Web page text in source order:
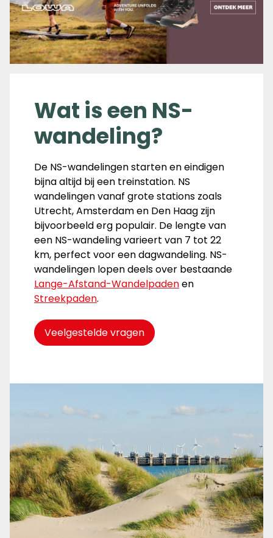
Wat is een NS-
wandeling?
De NS-wandelingen starten en eindigen
bijna altijd bij een treinstation. NS
wandelingen vanaf grote stations zoals
Utrecht, Amsterdam en Den Haag zijn
bijvoorbeeld erg populair. De lengte van
een NS-wandeling varieert van 7 tot 22
km, perfect voor een dagwandeling. NS-
wandelingen lopen deels over bestaande
Lange-Afstand-Wandelpadenen
Streekpaden.
Veelgestelde vragen